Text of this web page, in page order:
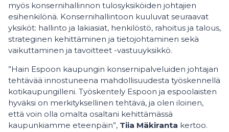
myös konsernihallinnon tulosyksiköiden johtajien
esihenkilönä. Konsernihallintoon kuuluvat seuraavat
yksiköt: hallinto ja lakiasiat, henkilöstö, rahoitus ja talous,
strateginen kehittäminen ja tietojohtaminen sekä
vaikuttaminen ja tavoitteet -vastuuyksikkö.
”Hain Espoon kaupungin konsernipalveluiden johtajan
tehtävää innostuneena mahdollisuudesta työskennellä
kotikaupungilleni. Työskentely Espoon ja espoolaisten
hyväksi on merkityksellinen tehtävä, ja olen iloinen,
että voin olla omalta osaltani kehittämässä
kaupunkiamme eteenpäin”, Tiia Mäkiranta kertoo.